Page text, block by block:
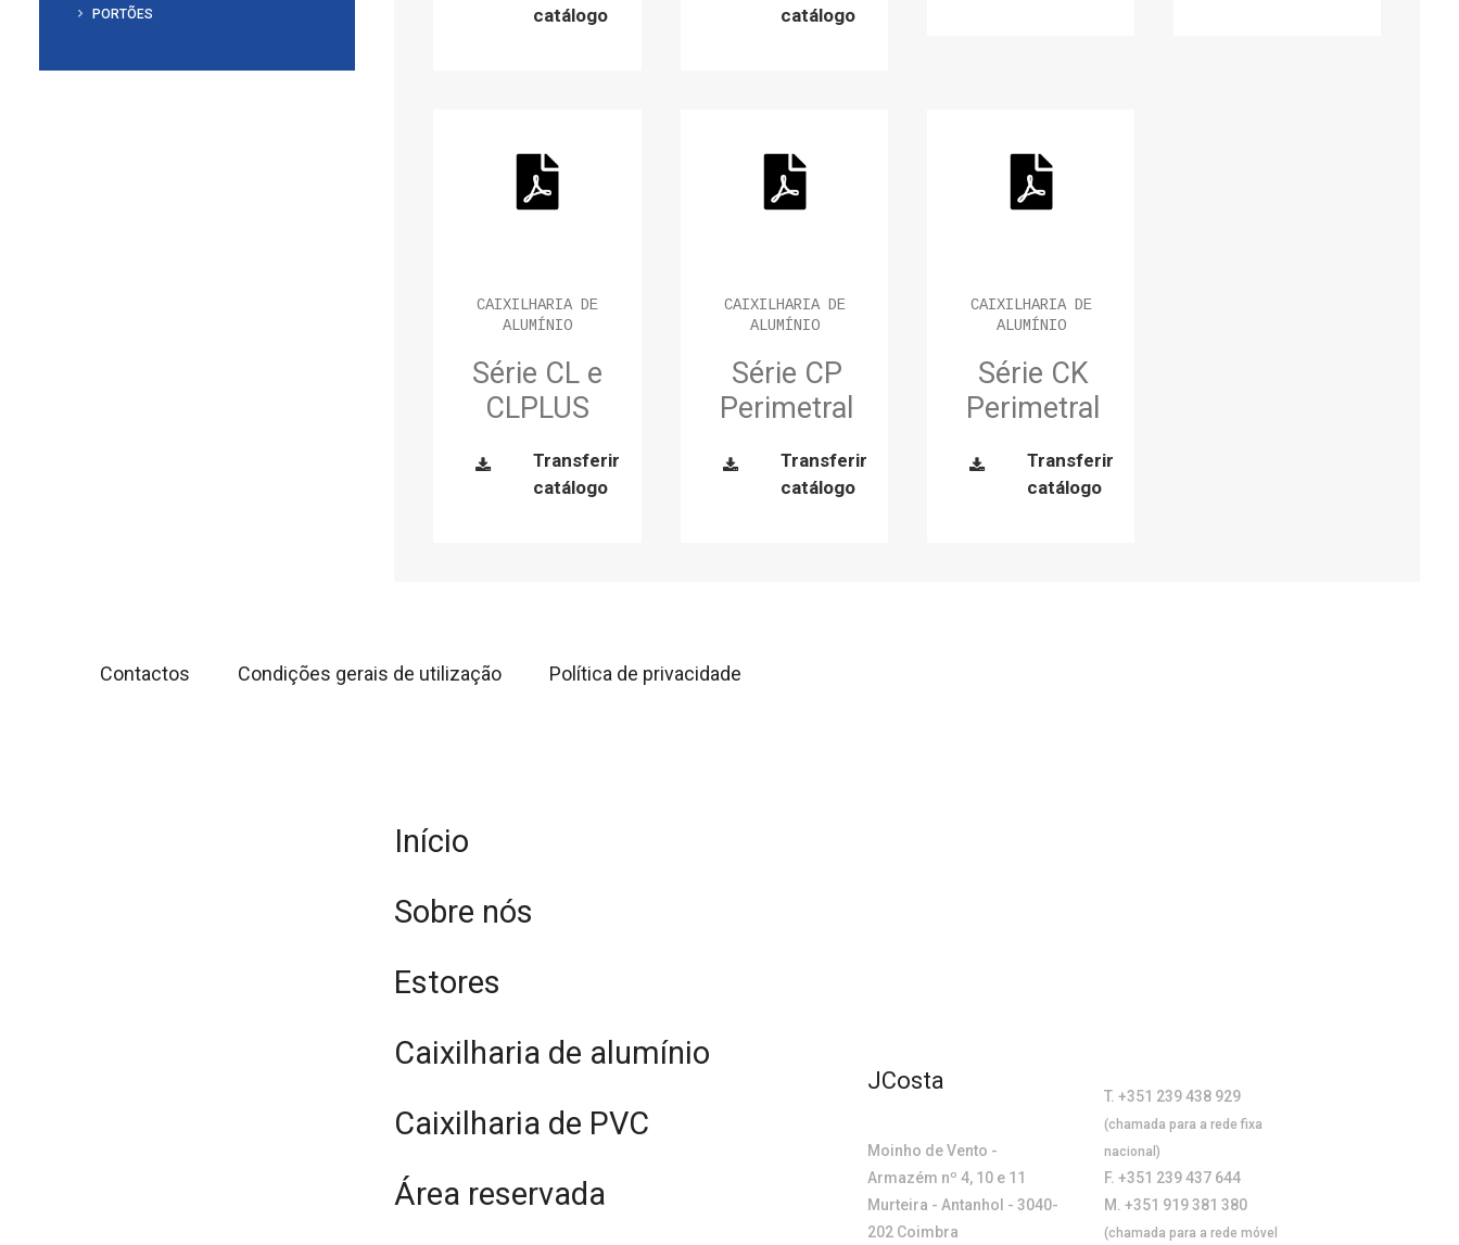
PORTÕES
catálogo
catálogo
CAIXILHARIA DE
ALUMÍNIO
Série CL e
CLPLUS
Transferir
catálogo
CAIXILHARIA DE
ALUMÍNIO
Série CP
Perimetral
Transferir
catálogo
CAIXILHARIA DE
ALUMÍNIO
Série CK
Perimetral
Transferir
catálogo
Contactos Condições gerais de utilização Política de privacidade
Início
Sobre nós
Estores
Caixilharia de alumínio
Caixilharia de PVC
Área reservada
JCosta
Moinho de Vento -
Armazém nº 4, 10 e 11
Murteira - Antanhol - 3040-
202 Coimbra
T. +351 239 438 929
(chamada para a rede fixa
nacional)
F. +351 239 437 644
M. +351 919 381 380
(chamada para a rede móvel